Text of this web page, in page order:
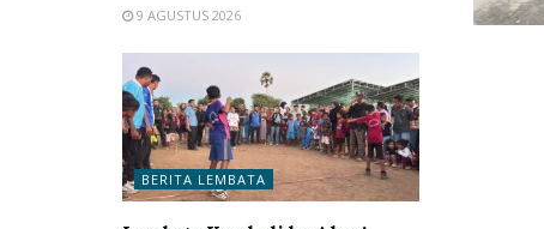
9 AGUSTUS 2026
BERITA LEMBATA